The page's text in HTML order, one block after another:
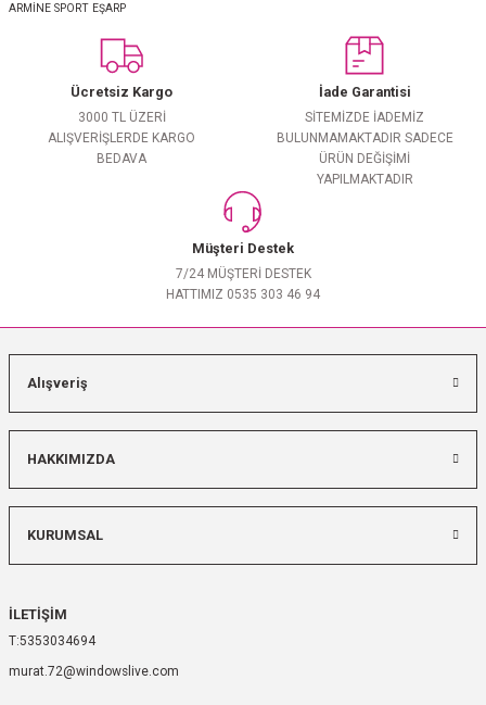
ARMİNE SPORT EŞARP
Ücretsiz Kargo
3000 TL ÜZERİ
ALIŞVERİŞLERDE KARGO
BEDAVA
İade Garantisi
SİTEMİZDE İADEMİZ
BULUNMAMAKTADIR SADECE
ÜRÜN DEĞİŞİMİ
YAPILMAKTADIR
Müşteri Destek
7/24 MÜŞTERİ DESTEK
HATTIMIZ 0535 303 46 94
Alışveriş
HAKKIMIZDA
KURUMSAL
İLETİŞİM
5353034694
murat.72@windowslive.com